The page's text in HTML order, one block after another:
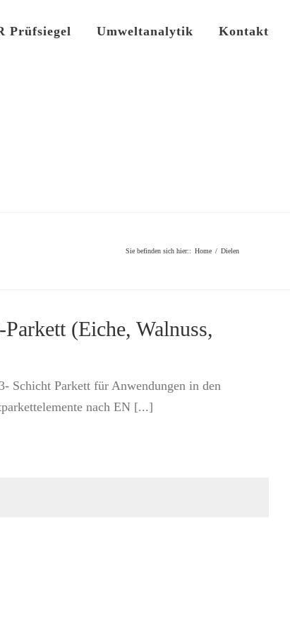
Prüfsiegel Umweltanalytik Kontakt
Sie befinden sich hier:: Home / Dielen
(Eiche, Walnuss,
Schicht Parkett für Anwendungen in den
nach EN [...]